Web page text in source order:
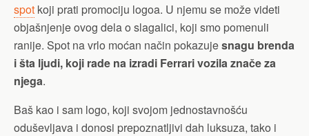
spot koji prati promociju logoa. U njemu se može videti
objašnjenje ovog dela o slagalici, koji smo pomenuli
ranije. Spot na vrlo moćan način pokazujesnagu brenda
i šta ljudi, koji rade na izradi Ferrari vozila znače za
njega.
Baš kao i sam logo, koji svojom jednostavnošću
oduševljava i donosi prepoznatljivi dah luksuza, tako i